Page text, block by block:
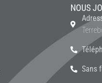
NOUS
Sans